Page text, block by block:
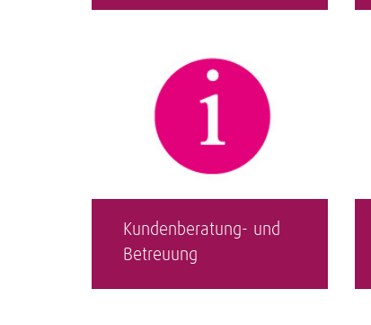
Kundenberatung- und
Betreuung